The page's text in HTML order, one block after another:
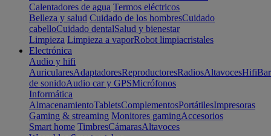
Calentadores de agua Termos eléctricos
Belleza y salud Cuidado de los hombresCuidado
cabelloCuidado dentalSalud y bienestar
Limpieza Limpieza a vaporRobot limpiacristales
Electrónica
Audio y hifi
AuricularesAdaptadoresReproductoresRadiosAltavocesHifi
de sonidoAudio car y GPSMicrófonos
Informática
AlmacenamientoTabletsComplementosPortátilesImpresoras
Gaming & streaming Monitores gamingAccesorios
Smart home TimbresCámarasAltavoces